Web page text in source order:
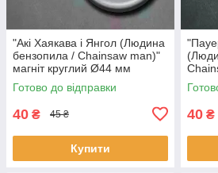
"Акі Хаякава і Янгол (Людина
бензопила / Chainsaw man)"
магніт круглий Ø44 мм
Готово до відправки
40 ₴ 45 ₴
Купити
40 ₴